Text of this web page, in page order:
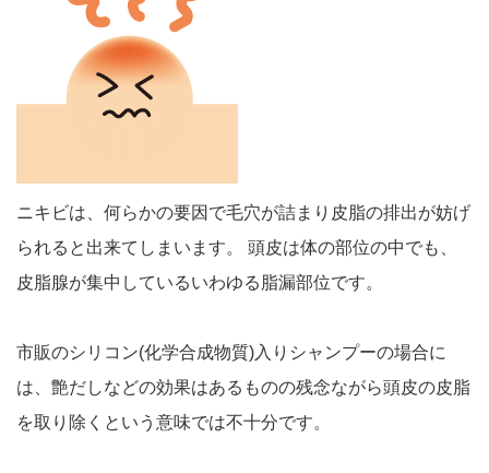
ニキビは、何らかの要因で毛穴が詰まり皮脂の排出が妨げ
られると出来てしまいます。 頭皮は体の部位の中でも、
皮脂腺が集中しているいわゆる脂漏部位です。
市販のシリコン(化学合成物質)入りシャンプーの場合に
は、艶だしなどの効果はあるものの残念ながら頭皮の皮脂
を取り除くという意味では不十分です。